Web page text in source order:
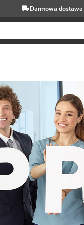
Darmowa dostawa